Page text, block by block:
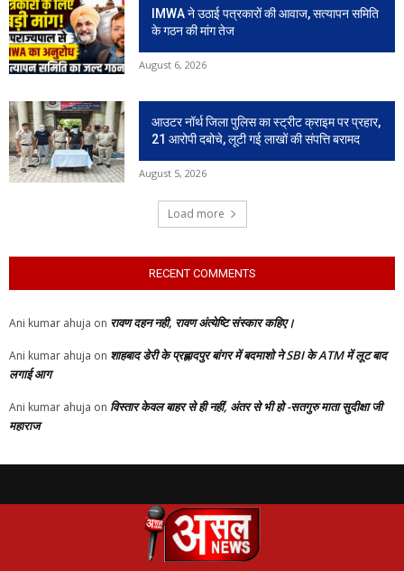
IMWA ने उठाई पत्रकारों की आवाज, सत्यापन समिति
के गठन की मांग तेज
August 6, 2026
आउटर नॉर्थ जिला पुलिस का स्ट्रीट क्राइम पर प्रहार,
21 आरोपी दबोचे, लूटी गई लाखों की संपत्ति बरामद
August 5, 2026
Load more
RECENT COMMENTS
Ani kumar ahuja on रावण दहन नही, रावण अंत्येष्टि संस्कार कहिए।
Ani kumar ahuja on शाहबाद डेरी के प्रह्लादपुर बांगर में बदमाशो ने SBI के ATM में लूट बाद
लगाई आग
Ani kumar ahuja on विस्तार केवल बाहर से ही नहीं, अंतर से भी हो -सतगुरु माता सुदीक्षा जी
महाराज